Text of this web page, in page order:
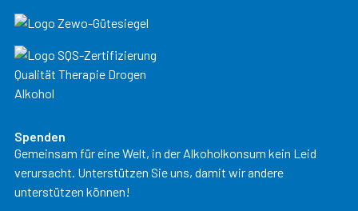
Spenden
Gemeinsam für eine Welt, in der Alkoholkonsum kein Leid
verursacht. Unterstützen Sie uns, damit wir andere
unterstützen können!